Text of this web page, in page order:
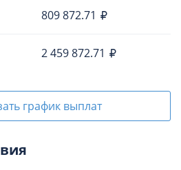
809 872.71
2 459 872.71
график выплат